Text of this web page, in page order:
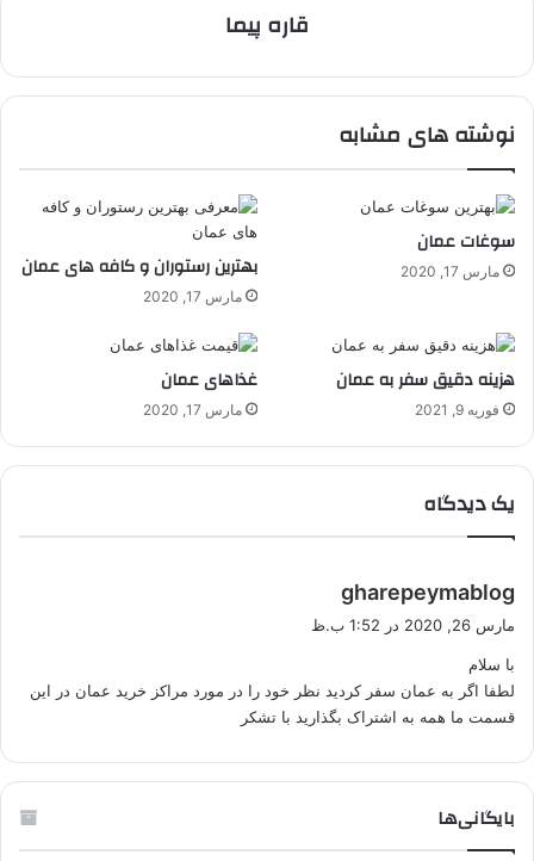
قاره پیما
نوشته های مشابه
سوغات عمان
مارس 17, 2020 بهترین رستوران و کافه های عمان
مارس 17, 2020
هزینه دقیق سفر به عمان
فوریه 9, 2021
غذاهای عمان
مارس 17, 2020
یک دیدگاه
gharepeymablog
مارس 26, 2020 در 1:52 ب.ظ
با سلام
لطفا اگر به عمان سفر کردید نظر خود را در مورد مراکز خرید عمان در این
قسمت ما همه به اشتراک بگذارید با تشکر
بایگانی‌ها